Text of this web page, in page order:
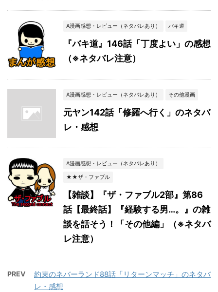
A漫画感想・レビュー（ネタバレあり） バキ道
『バキ道』146話「丁度よい」の感想
（※ネタバレ注意）
A漫画感想・レビュー（ネタバレあり） その他漫画
元ヤン142話「修羅へ行く」のネタバ
レ・感想
A漫画感想・レビュー（ネタバレあり）
★★ザ・ファブル
【雑談】『ザ・ファブル2部』第86
話【最終話】『経験する男…。』の雑
談を話そう！「その他編」（※ネタバ
レ注意）
PREV
約束のネバーランド88話「リターンマッチ」のネタバ
レ・感想